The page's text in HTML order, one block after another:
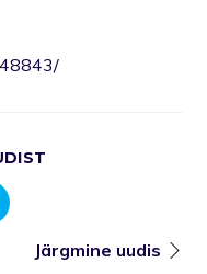
Järgmine uudis